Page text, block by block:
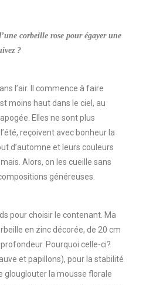
corbeille rose pour égayer une
?
l’air. Il commence à faire
moins haut dans le ciel, au
Elles ne sont plus
reçoivent avec bonheur la
d’automne et leurs couleurs
Alors, on les cueille sans
généreuses.
pour choisir le contenant. Ma
en zinc décorée, de 20 cm
Pourquoi celle-ci?
et papillons), pour la stabilité
glouglouter la mousse florale